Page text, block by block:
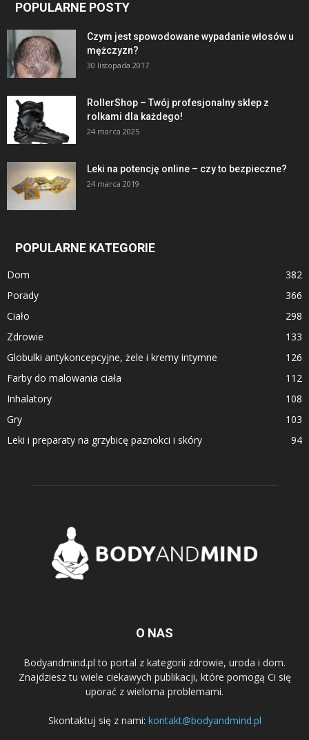
POPULARNE POSTY
Czym jest spowodowane wypadanie włosów u
mężczyzn?
30 listopada 2017
RollerShop – Twój profesjonalny sklep z
rolkami dla każdego!
24 marca 2025
Leki na potencję online – czy to bezpieczne?
24 marca 2019
POPULARNE KATEGORIE
Dom
382
Porady
366
Ciało
298
Zdrowie
133
Globulki antykoncepcyjne, żele i kremy intymne
126
Farby do malowania ciała
112
Inhalatory
108
Gry
103
Leki i preparaty na grzybicę paznokci i skóry
94
O NAS
Bodyandmind.pl to portal z kategorii zdrowie, uroda i dom.
Znajdziesz tu wiele ciekawych publikacji, które pomogą Ci się
uporać z wieloma problemami.
Skontaktuj się z nami: kontakt@bodyandmind.pl